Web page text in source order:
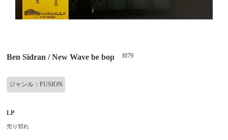
Ben Sidran / New Wave be bop f079
ジャンル：FUSION
LP
売り切れ